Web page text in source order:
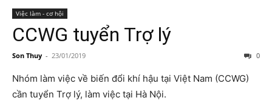
Việc làm - cơ hội
CCWG tuyển Trợ lý
Son Thuy - 23/01/2019 0
Nhóm làm việc về biến đổi khí hậu tại Việt Nam (CCWG)
cần tuyển Trợ lý, làm việc tại Hà Nội.